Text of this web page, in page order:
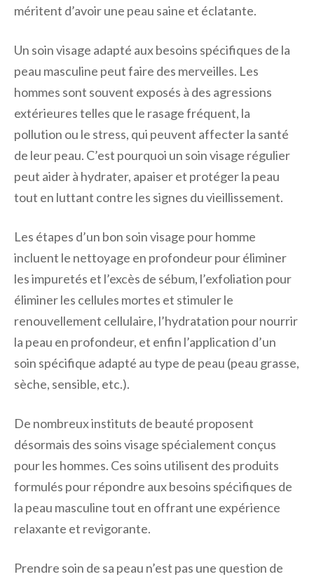
méritent d’avoir une peau saine et éclatante.
Un soin visage adapté aux besoins spécifiques de la
peau masculine peut faire des merveilles. Les
hommes sont souvent exposés à des agressions
extérieures telles que le rasage fréquent, la
pollution ou le stress, qui peuvent affecter la santé
de leur peau. C’est pourquoi un soin visage régulier
peut aider à hydrater, apaiser et protéger la peau
tout en luttant contre les signes du vieillissement.
Les étapes d’un bon soin visage pour homme
incluent le nettoyage en profondeur pour éliminer
les impuretés et l’excès de sébum, l’exfoliation pour
éliminer les cellules mortes et stimuler le
renouvellement cellulaire, l’hydratation pour nourrir
la peau en profondeur, et enfin l’application d’un
soin spécifique adapté au type de peau (peau grasse,
sèche, sensible, etc.).
De nombreux instituts de beauté proposent
désormais des soins visage spécialement conçus
pour les hommes. Ces soins utilisent des produits
formulés pour répondre aux besoins spécifiques de
la peau masculine tout en offrant une expérience
relaxante et revigorante.
Prendre soin de sa peau n’est pas une question de